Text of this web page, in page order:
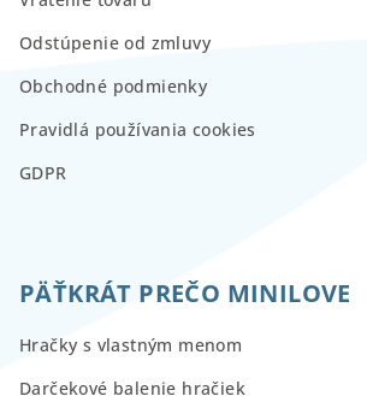
Odstúpenie od zmluvy
Obchodné podmienky
Pravidlá používania cookies
GDPR
PÄŤKRÁT PREČO MINILOVE
Hračky s vlastným menom
Darčekové balenie hračiek